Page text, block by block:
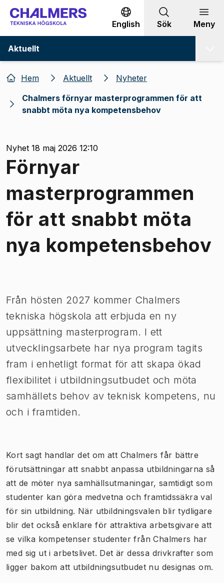
Gå till innehållet
English Sök Meny
Aktuellt
Hem Aktuellt
Nyheter
Chalmers förnyar masterprogrammen för att
snabbt möta nya kompetensbehov
Nyhet 18 maj 2026 12:10
Förnyar
masterprogrammen
för att snabbt möta
nya kompetensbehov
Från hösten 2027 kommer Chalmers
tekniska högskola att erbjuda en ny
uppsättning masterprogram. I ett
utvecklingsarbete har nya program tagits
fram i enhetligt format för att skapa ökad
flexibilitet i utbildningsutbudet och möta
samhällets behov av teknisk kompetens, nu
och i framtiden.
Kort sagt handlar det om att Chalmers får bättre
förutsättningar att snabbt anpassa utbildningarna så
att de möter nya samhällsutmaningar, samtidigt som
studenter kan göra medvetna och framtidssäkra val
för sin utbildning. När utbildningsvalen blir tydligare
blir det också enklare för attraktiva arbetsgivare att
se vilka kompetenser studenter från Chalmers har
med sig ut i arbetslivet. Det är dessa drivkrafter som
ligger bakom att utbildningsutbudet nu designas om.